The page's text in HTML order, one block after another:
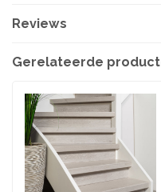
Reviews
Gerelateerde